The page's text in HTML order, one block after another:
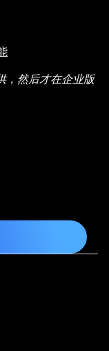
，然后才在企业版